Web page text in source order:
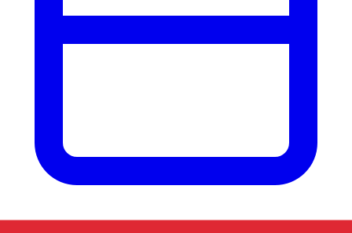
Nos événements